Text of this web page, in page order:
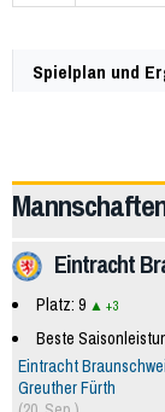
Spielplan und
Eintracht
Platz: 9 +3
Beste
Eintracht
Greuther Fürth